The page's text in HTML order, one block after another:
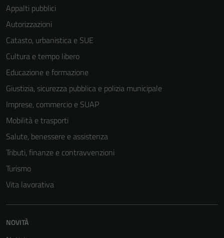
Appalti pubblici
Autorizzazioni
Catasto, urbanistica e SUE
Cultura e tempo libero
Educazione e formazione
Giustizia, sicurezza pubblica e polizia municipale
Imprese, commercio e SUAP
Mobilità e trasporti
Salute, benessere e assistenza
Tributi, finanze e contravvenzioni
Turismo
Vita lavorativa
NOVITÀ